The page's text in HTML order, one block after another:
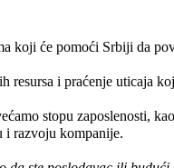
koji će pomoći Srbiji da
i praćenje uticaja
stopu zaposlenosti,
i razvoju kompanije.